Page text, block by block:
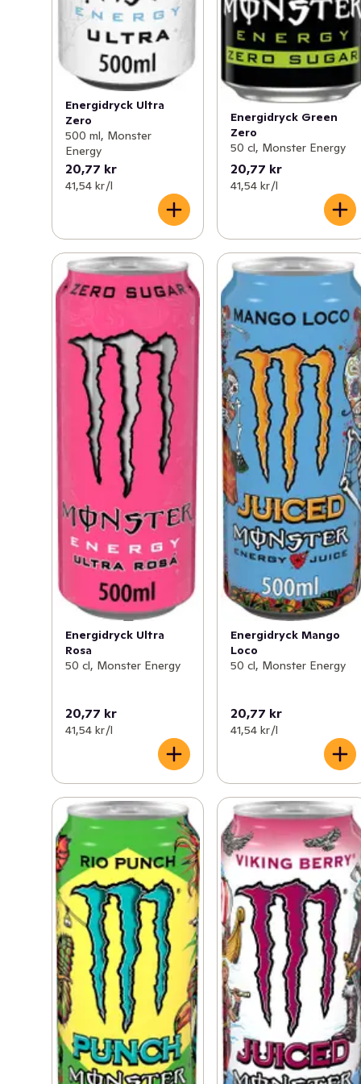
Energidryck Ultra
Zero
500 ml, Monster
Energy
20,77 kr
41,54 kr /l
Energidryck Green
Zero
50 cl, Monster Energy
20,77 kr
41,54 kr /l
Energidryck Ultra
Rosa
50 cl, Monster Energy
20,77 kr
41,54 kr /l
Energidryck Mango
Loco
50 cl, Monster Energy
20,77 kr
41,54 kr /l